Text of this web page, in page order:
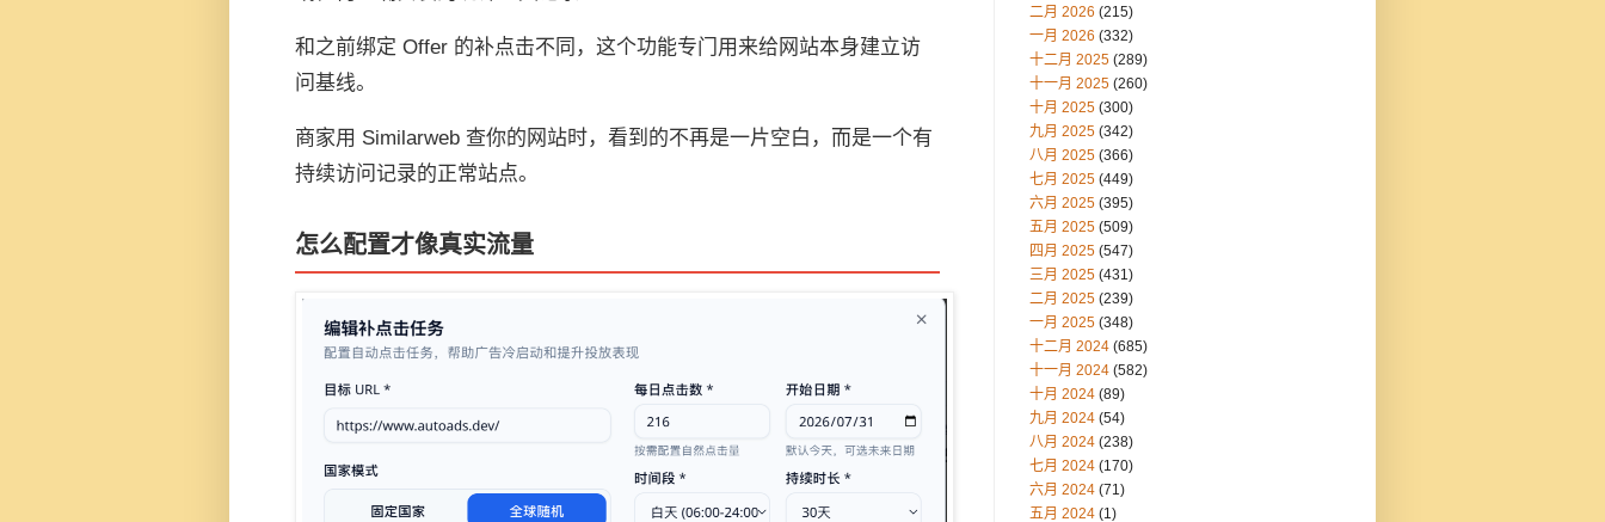
和之前绑定 Offer 的补点击不同，这个功能专门用来给网站本身建立访
问基线。
商家用 Similarweb 查你的网站时，看到的不再是一片空白，而是一个有
持续访问记录的正常站点。
怎么配置才像真实流量
二月 2026 (215)
一月 2026 (332)
十二月 2025 (289)
十一月 2025 (260)
十月 2025 (300)
九月 2025 (342)
八月 2025 (366)
七月 2025 (449)
六月 2025 (395)
五月 2025 (509)
四月 2025 (547)
三月 2025 (431)
二月 2025 (239)
一月 2025 (348)
十二月 2024 (685)
十一月 2024 (582)
十月 2024 (89)
九月 2024 (54)
八月 2024 (238)
七月 2024 (170)
六月 2024 (71)
五月 2024 (1)